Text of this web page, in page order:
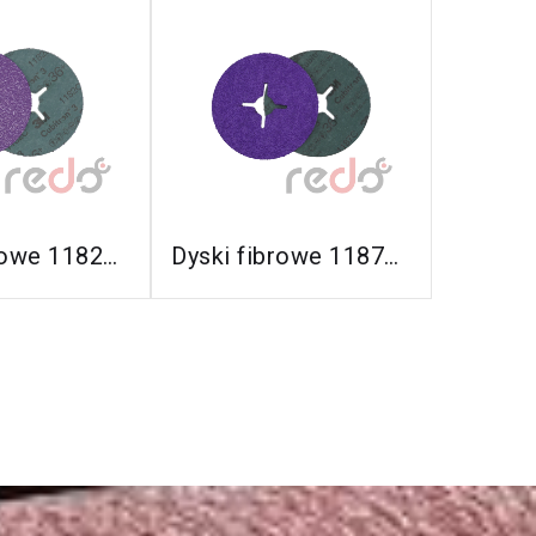
24.00 zł 100
24.00 zł 100
Ten
Dyski fibrowe 1182C do stali konstrukcyjnych (Cubitron™ 3)
Zobacz Ten
Produkt
Dyski fibrowe 1187C do stali nierdzewnych (Cubitron™ 3)